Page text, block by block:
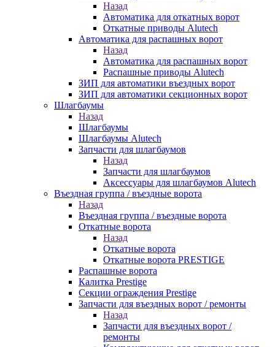
Назад
Автоматика для откатных ворот
Откатные приводы Alutech
Автоматика для распашных ворот
Назад
Автоматика для распашных ворот
Распашные приводы Alutech
ЗИП для автоматики въездных ворот
ЗИП для автоматики секционных ворот
Шлагбаумы
Назад
Шлагбаумы
Шлагбаумы Alutech
Запчасти для шлагбаумов
Назад
Запчасти для шлагбаумов
Аксессуары для шлагбаумов Alutech
Въездная группа / въездные ворота
Назад
Въездная группа / въездные ворота
Откатные ворота
Назад
Откатные ворота
Откатные ворота PRESTIGE
Распашные ворота
Калитка Prestige
Секции ограждения Prestige
Запчасти для въездных ворот / ремонты
Назад
Запчасти для въездных ворот /
ремонты